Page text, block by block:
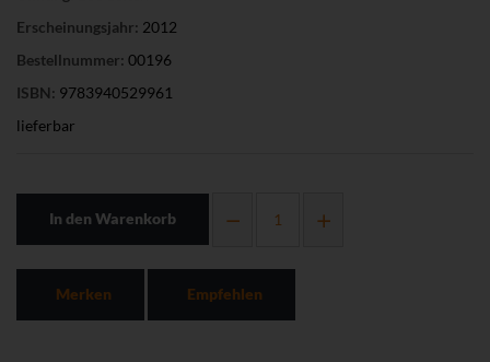
Erscheinungsjahr: 2012
Bestellnummer: 00196
ISBN: 9783940529961
lieferbar
In den Warenkorb
Merken Empfehlen